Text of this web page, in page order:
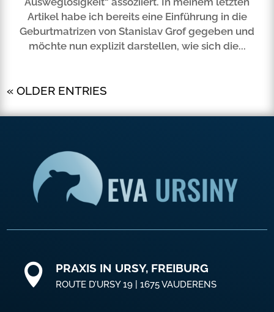
Artikel habe ich bereits eine Einführung in die
Geburtmatrizen von Stanislav Grof gegeben und
möchte nun explizit darstellen, wie sich die...
« OLDER ENTRIES
 PRAXIS IN URSY, FREIBURG
ROUTE D’URSY 19 | 1675 VAUDERENS